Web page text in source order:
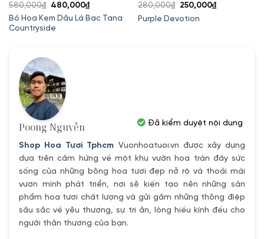
Bó Hoa Kem Dâu Lá Bạc Tana
Countryside
580,000₫
Giá
gốc
là:
480,000₫Giá
hiện
Purple Devotion
280,000₫
Giá
gốc
250,000₫Giá
Poong Nguyễn
Shop Hoa Tươi Tphcm Vuonhoatuoi.vn được xây dựng
dựa trên cảm hứng về một khu vườn hoa tràn đầy sức
sống của những bông hoa tươi đẹp nở rộ và thoải mái
vươn mình phát triển, nơi sẽ kiến tạo nên những sản
phẩm hoa tươi chất lượng và gửi gắm những thông điệp
sâu sắc về yêu thương, sự tri ân, lòng hiếu kính đếu cho
người thân thương của bạn.
Đã kiểm duyệt nội dung